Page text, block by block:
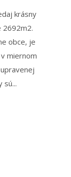
krásny
2692m2.
obce, je
miernom
sú...